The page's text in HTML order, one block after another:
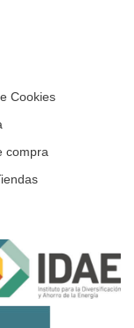
Cookies
compra